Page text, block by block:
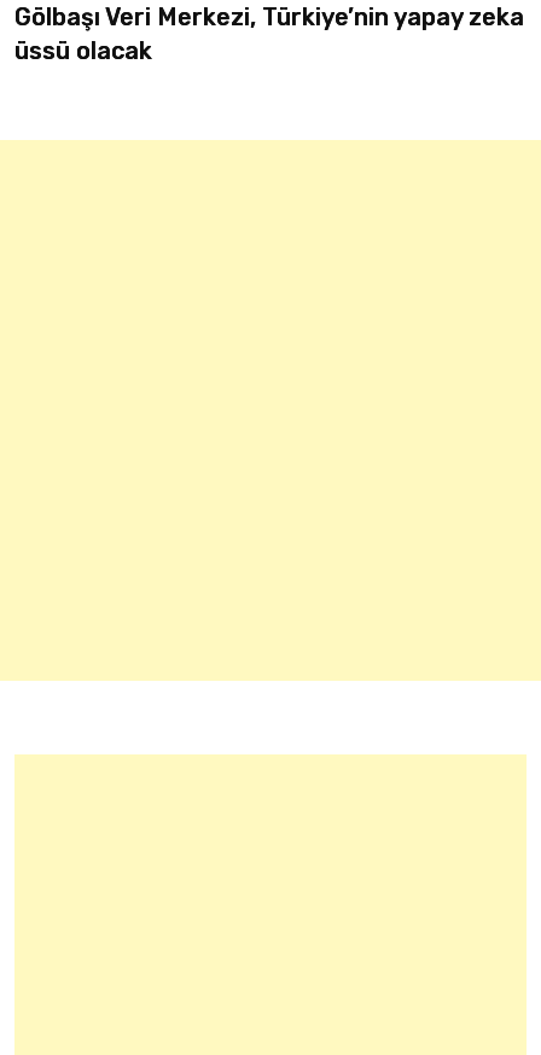
Gökyüzünden denizlerin derinliğine:
TEKNOFEST yeniden Mavi Vatan’da